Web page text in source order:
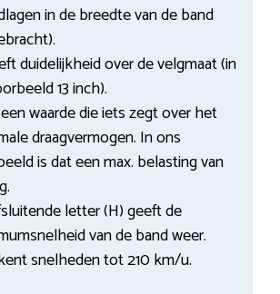
in de breedte van de band
duidelijkheid over de velgmaat (in
13 inch).
waarde die iets zegt over het
draagvermogen. In ons
is dat een max. belasting van
letter (H) geeft de
van de band weer.
snelheden tot 210 km/u.